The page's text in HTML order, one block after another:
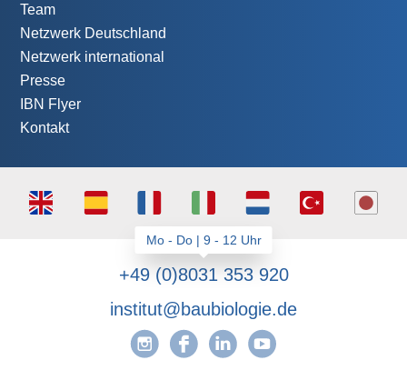
Team
Netzwerk Deutschland
Netzwerk international
Presse
IBN Flyer
Kontakt
+49 (0)8031 353 920
institut@baubiologie.de